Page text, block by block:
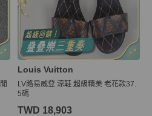
Louis Vuitton
LV路易威登 涼鞋 超級精美 老花款37.
5碼
TWD 18,903